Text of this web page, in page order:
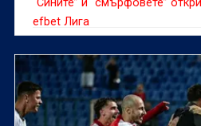
efbet Лига